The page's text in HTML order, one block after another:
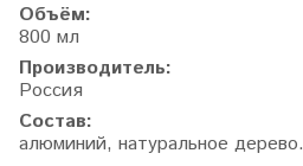
Объём:
800 мл
Производитель:
Россия
Состав:
алюминий, натуральное дерево.